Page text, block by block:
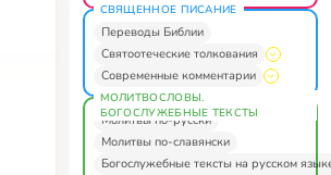
СВЯЩЕННОЕ ПИСАНИЕ
Переводы Библии
Святоотеческие толкования
Современные комментарии
МОЛИТВОСЛОВЫ.
БОГОСЛУЖЕБНЫЕ ТЕКСТЫ
Молитвы по-русски
Молитвы по-славянски
Богослужебные тексты на русском